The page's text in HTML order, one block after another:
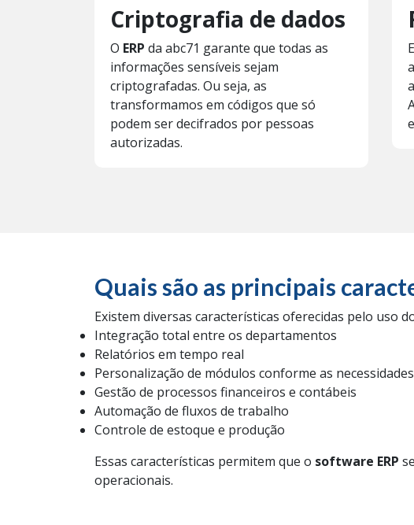
Criptografia de dados
O ERP da abc71 garante que todas as
informações sensíveis sejam
criptografadas. Ou seja, as
transformamos em códigos que só
podem ser decifrados por pessoas
autorizadas.
Quais são as principais
Existem diversas características oferecidas pelo uso
Integração total entre os departamentos
Relatórios em tempo real
Personalização de módulos conforme as
Gestão de processos financeiros e contábeis
Automação de fluxos de trabalho
Controle de estoque e produção
Essas características permitem que o software ERP
operacionais.